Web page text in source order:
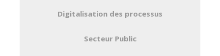
Digitalisation des processus
Secteur Public